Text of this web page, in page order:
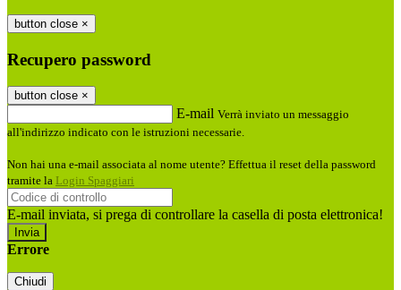
button close ×
Recupero password
button close ×
E-mail Verrà inviato un messaggio
all'indirizzo indicato con le istruzioni necessarie.
Non hai una e-mail associata al nome utente? Effettua il reset della password
tramite la Login Spaggiari
E-mail inviata, si prega di controllare la casella di posta elettronica!
Errore
Chiudi